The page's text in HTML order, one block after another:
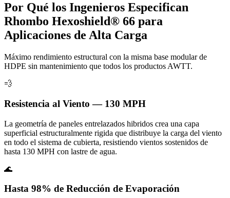
Por Qué los Ingenieros Especifican
Rhombo Hexoshield® 66 para
Aplicaciones de Alta Carga
Máximo rendimiento estructural con la misma base modular de
HDPE sin mantenimiento que todos los productos AWTT.
💨
Resistencia al Viento — 130 MPH
La geometría de paneles entrelazados hibridos crea una capa
superficial estructuralmente rigida que distribuye la carga del viento
en todo el sistema de cubierta, resistiendo vientos sostenidos de
hasta 130 MPH con lastre de agua.
🌊
Hasta 98% de Reducción de Evaporación